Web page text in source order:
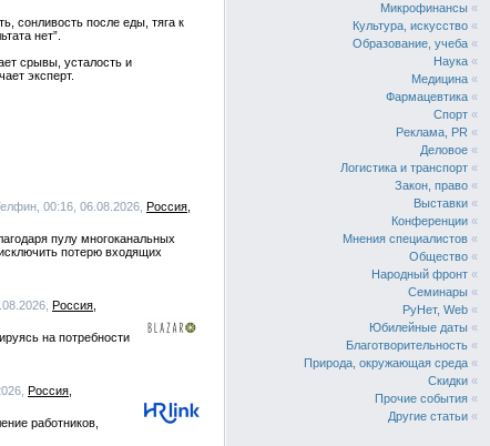
сонливость после еды, тяга к
нет”.
срывы, усталость и
эксперт.
00:16, 06.08.2026, Россия
пулу многоканальных
потерю входящих
Россия
на потребности
Россия
работников,
Микрофинансы «
Культура, искусство «
Образование, учеба «
Наука «
Медицина «
Фармацевтика «
Спорт «
Реклама, PR «
Деловое «
Логистика и транспорт «
Закон, право «
Выставки «
Конференции «
Мнения специалистов «
Общество «
Народный фронт «
Семинары «
РуНет, Web «
Юбилейные даты «
Благотворительность «
Природа, окружающая среда «
Скидки «
Прочие события «
Другие статьи «